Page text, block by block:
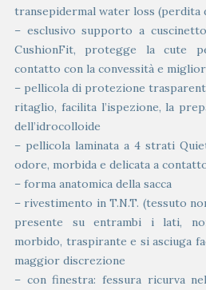
transepidermal water loss (perdita
– esclusivo supporto a
CushionFit, protegge la cute
contatto con la convessità e
– pellicola di protezione
ritaglio, facilita l’ispezione, la
dell’idrocolloide
– pellicola laminata a 4 strati
odore, morbida e delicata a
– forma anatomica della sacca
– rivestimento in T.N.T. (tessuto
presente su entrambi i lati,
morbido, traspirante e si asciuga
maggior discrezione
– con finestra: fessura ricurva